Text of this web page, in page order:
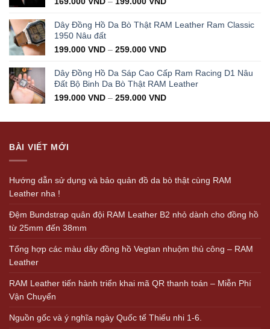
Dây Đồng Hồ Da Bò Thật RAM Leather Ram Classic
1950 Nâu đất
199.000 VND – 259.000 VND
Dây Đồng Hồ Da Sáp Cao Cấp Ram Racing D1 Nâu
Đất Bộ Binh Da Bò Thật RAM Leather
199.000 VND – 259.000 VND
BÀI VIẾT MỚI
Hướng dẫn sử dụng và bảo quản đồ da bò thật cùng RAM
Leather nha !
Đệm Bundstrap quân đội RAM Leather B2 nhỏ dành cho đồng hồ
từ 25mm đến 38mm
Tổng hợp các màu dây đồng hồ Vegtan nhuộm thủ công – RAM
Leather
RAM Leather tiến hành triển khai mã QR thanh toán – Miễn Phí
Vận Chuyển
Nguồn gốc và ý nghĩa ngày Quốc tế Thiếu nhi 1-6.